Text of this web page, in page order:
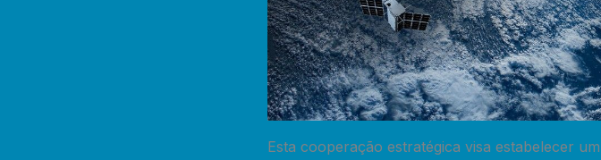
Esta cooperação estratégica visa estabelecer